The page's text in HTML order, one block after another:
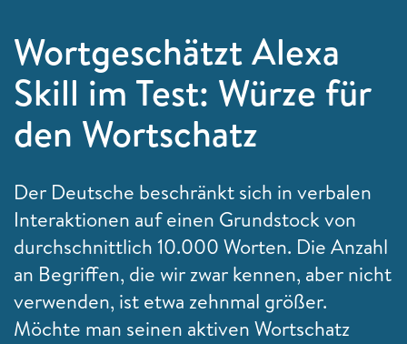
Wortgeschätzt Alexa
Skill im Test: Würze für
den Wortschatz
Der Deutsche beschränkt sich in verbalen
Interaktionen auf einen Grundstock von
durchschnittlich 10.000 Worten. Die Anzahl
an Begriffen, die wir zwar kennen, aber nicht
verwenden, ist etwa zehnmal größer.
Möchte man seinen aktiven Wortschatz